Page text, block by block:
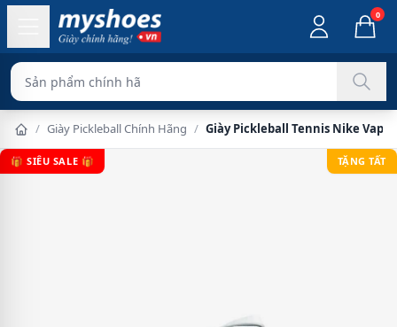
0
Sản phẩm chính hãng 100%
/ Giày Pickleball Chính Hãng / Giày Pickleball Tennis Nike
🎁 SIÊU SALE 🎁 TẶNG TẤT